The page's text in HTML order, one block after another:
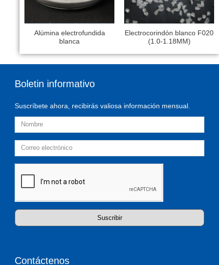
Alúmina electrofundida
blanca
Electrocorindón blanco F020
(1.0-1.18MM)
Boletin informativo
Suscríbete ahora, recibirás valiosa información mensual.
Suscribir
Contáctenos